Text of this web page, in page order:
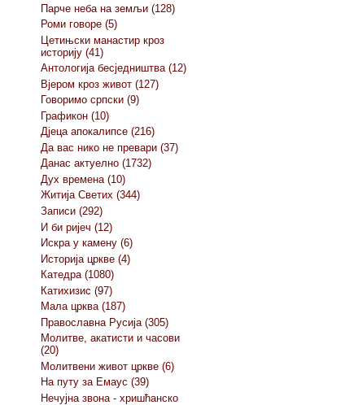
Парче неба на земљи (128)
Роми говоре (5)
Цетињски манастир кроз
историју (41)
Антологија бесједништва (12)
Вјером кроз живот (127)
Говоримо српски (9)
Графикон (10)
Дјеца апокалипсе (216)
Да вас нико не превари (37)
Данас актуелно (1732)
Дух времена (10)
Житија Светих (344)
Записи (292)
И би ријеч (12)
Искра у камену (6)
Историја цркве (4)
Катедра (1080)
Катихизис (97)
Мала црква (187)
Православна Русија (305)
Молитве, акатисти и часови
(20)
Молитвени живот цркве (6)
На путу за Емаус (39)
Нечујна звона - хришћанско